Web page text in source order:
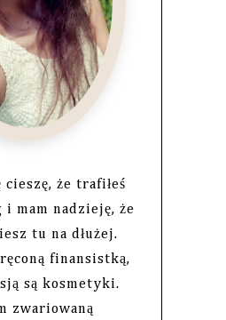
cieszę, że trafiłeś
i mam nadzieję, że
tu na dłużej.
finansistką,
są kosmetyki.
zwariowaną